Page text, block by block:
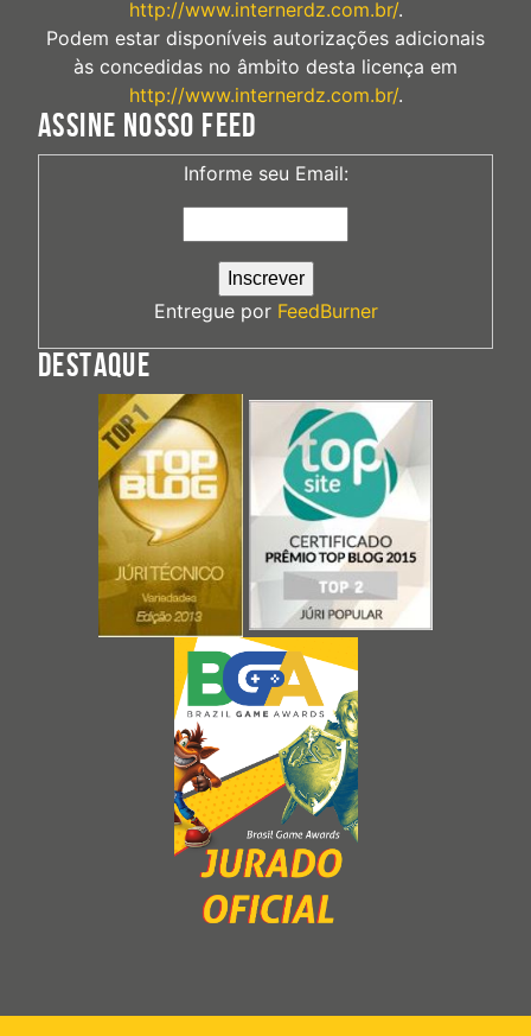
http://www.internerdz.com.br/.
Podem estar disponíveis autorizações adicionais
às concedidas no âmbito desta licença em
http://www.internerdz.com.br/.
ASSINE NOSSO FEED
Informe seu Email:
Entregue por FeedBurner
DESTAQUE